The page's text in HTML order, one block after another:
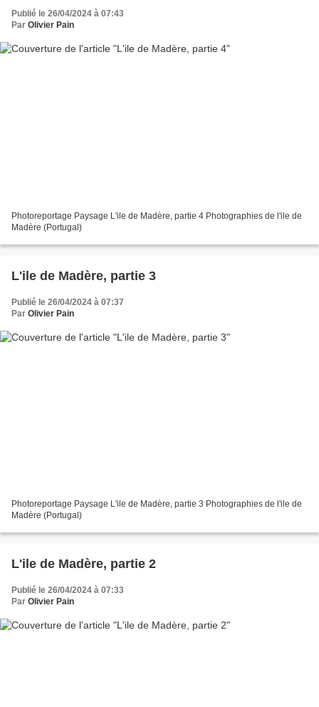
Publié le 26/04/2024 à 07:43
Par Olivier Pain
Photoreportage Paysage L'ile de Madère, partie 4 Photographies de l'ile de
Madère (Portugal)
L'ile de Madère, partie 3
Publié le 26/04/2024 à 07:37
Par Olivier Pain
Photoreportage Paysage L'ile de Madère, partie 3 Photographies de l'ile de
Madère (Portugal)
L'ile de Madère, partie 2
Publié le 26/04/2024 à 07:33
Par Olivier Pain